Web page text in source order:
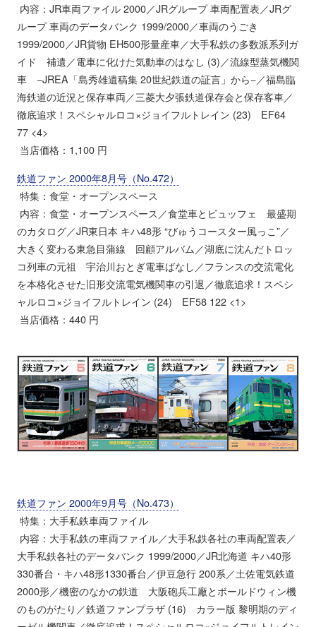
内容：JR車両ファイル 2000／JRグループ 車両配置表／JRグ
ループ 車両のデータバンク 1999/2000／車両のうごき
1999/2000／JR貨物 EH500形量産車／大手私鉄の多数派系列ガ
イド 補遺／電車に化けた気動車のはなし (3)／流線型蒸気機関
車 −JREA「島秀雄遺稿集 20世紀鉄道の証言」から−／福島臨
海鉄道の近況と保存車両／三菱大夕張鉄道保存会と保存客車／
徹底追求！スペシャルロコ×ジョイフルトレイン (23) EF64
77 <4>
当店価格：1,100 円
鉄道ファン 2000年8月号（No.472）
特集：食堂・オープンスペース
内容：食堂・オープンスペース／食堂車とビュッフェ 最盛期
のカタログ／JR東日本 キハ48形 “びゅうコースター風っこ”／
大きく変わる東急目蒲線 回顧アルバム／湖底に沈んだトロッ
コ列車の元祖 宇治川おとぎ電車ばなし／フランスの交流電化
を本格化させた旧形交流電気機関車の引退／徹底追求！スペシ
ャルロコ×ジョイフルトレイン (24) EF58 122 <1>
当店価格：440 円
鉄道ファン 2000年9月号（No.473）
特集：大手私鉄車両ファイル
内容：大手私鉄の車両ファイル／大手私鉄各社の車両配置表／
大手私鉄各社のデータバンク 1999/2000／JR北海道 キハ40形
330番台・キハ48形1330番台／伊豆急行 200系／土佐電気鉄道
2000形／機密のなかの鉄道 大阪砲兵工廠とボールドウィン機
のものがたり／鉄道ファンプラザ (16) カラー版 黎明期のディ